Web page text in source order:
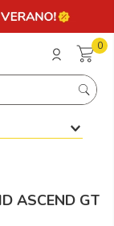
0
ASCEND GT
buscados